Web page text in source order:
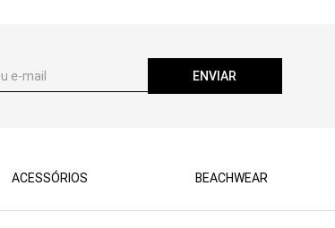
ENVIAR
ACESSÓRIOS BEACHWEAR